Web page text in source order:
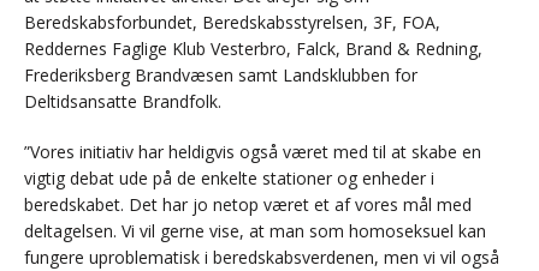
Beredskabsforbundet, Beredskabsstyrelsen, 3F, FOA,
Reddernes Faglige Klub Vesterbro, Falck, Brand & Redning,
Frederiksberg Brandvæsen samt Landsklubben for
Deltidsansatte Brandfolk.
”Vores initiativ har heldigvis også været med til at skabe en
vigtig debat ude på de enkelte stationer og enheder i
beredskabet. Det har jo netop været et af vores mål med
deltagelsen. Vi vil gerne vise, at man som homoseksuel kan
fungere uproblematisk i beredskabsverdenen, men vi vil også